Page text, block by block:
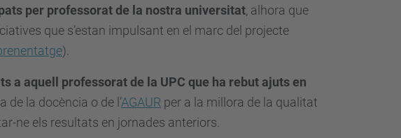
per professorat de la nostra universitat, alhora que
que s’estan impulsant en el marc del projecte
).
a aquell professorat de la UPC que ha rebut ajuts en
de la docència o de l’AGAUR per a la millora de la qualitat
ne els resultats en jornades anteriors.